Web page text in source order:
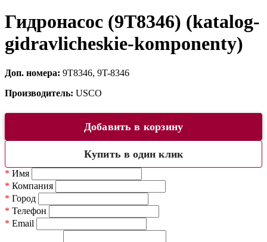
Гидронасос (9T8346) (katalog-
gidravlicheskie-komponenty)
Доп. номера: 9T8346, 9T-8346
Производитель: USCO
Добавить в корзину
Купить в один клик
* Имя
* Компания
* Город
* Телефон
* Email